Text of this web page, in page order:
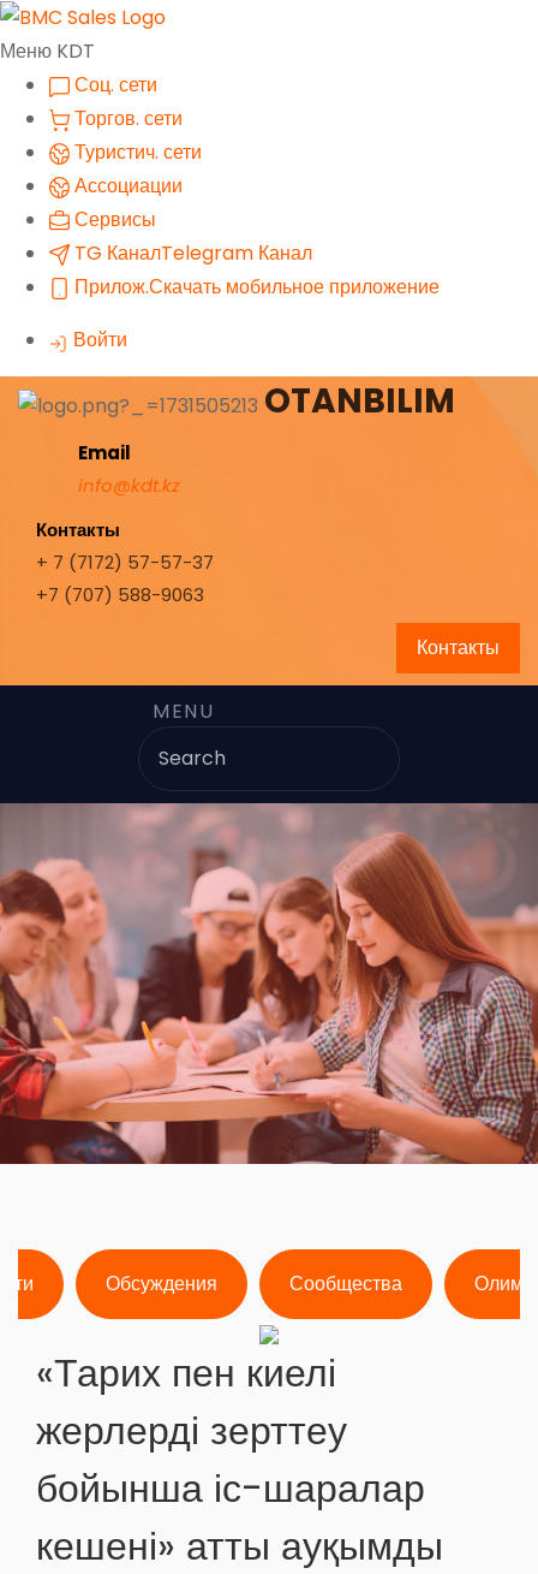
Меню KDT
Соц. сети
Торгов. сети
Туристич. сети
Ассоциации
Сервисы
TG КаналTelegram Канал
Прилож.Скачать мобильное приложение
Войти
OTANBILIM
Email
info@kdt.kz
Контакты
+ 7 (7172) 57-57-37
+7 (707) 588-9063
Контакты
MENU
Обсуждения Сообщества
«Тарих пен киелі
жерлерді зерттеу
бойынша іс-шаралар
кешені» атты ауқымды